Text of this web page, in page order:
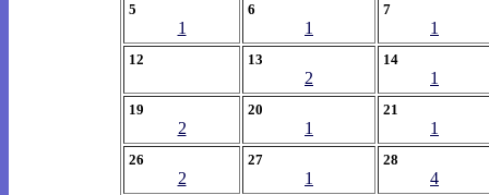
5
1
6
1
7
1
12 13
2
14
1
19
2
20
1
21
1
26
2
27
1
28
4